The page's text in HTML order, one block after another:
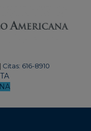
| Citas: 616-8910